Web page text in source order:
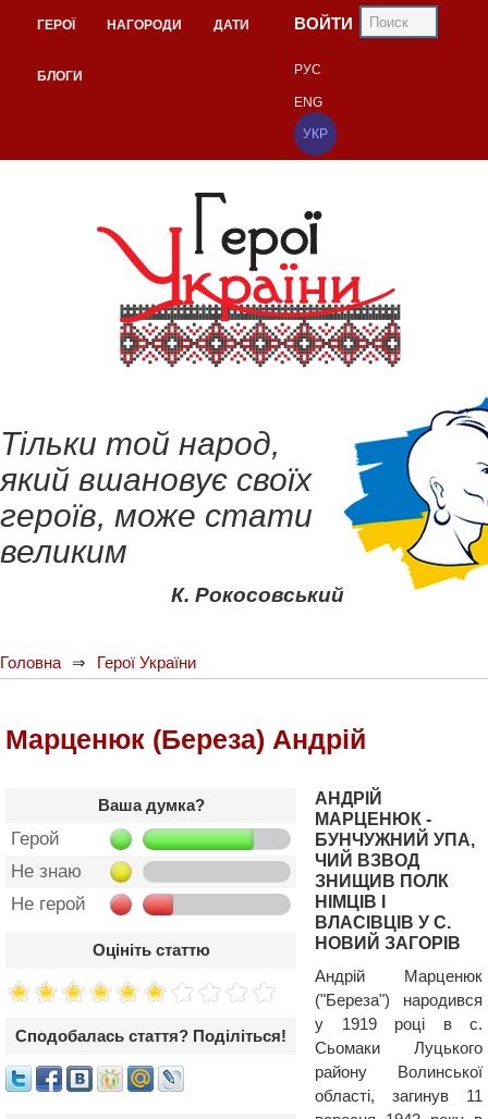
ГЕРОЇ НАГОРОДИ ДАТИ
БЛОГИ
ВОЙТИ
РУС
ENG
УКР
Тільки той народ,
який вшановує своїх
героїв, може стати
великим
К. Рокосовський
Головна Герої України
Марценюк (Береза) Андрій
Ваша думка?
Герой
Не знаю
Не герой
Оцініть статтю
Сподобалась стаття? Поділіться!
АНДРІЙ
МАРЦЕНЮК -
БУНЧУЖНИЙ УПА,
ЧИЙ ВЗВОД
ЗНИЩИВ ПОЛК
НІМЦІВ І
ВЛАСІВЦІВ У С.
НОВИЙ ЗАГОРІВ
Андрій Марценюк
("Береза") народився
у 1919 році в с.
Сьомаки Луцького
району Волинської
області, загинув 11